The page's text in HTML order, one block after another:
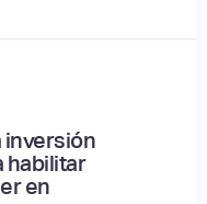
inversión
habilitar
en